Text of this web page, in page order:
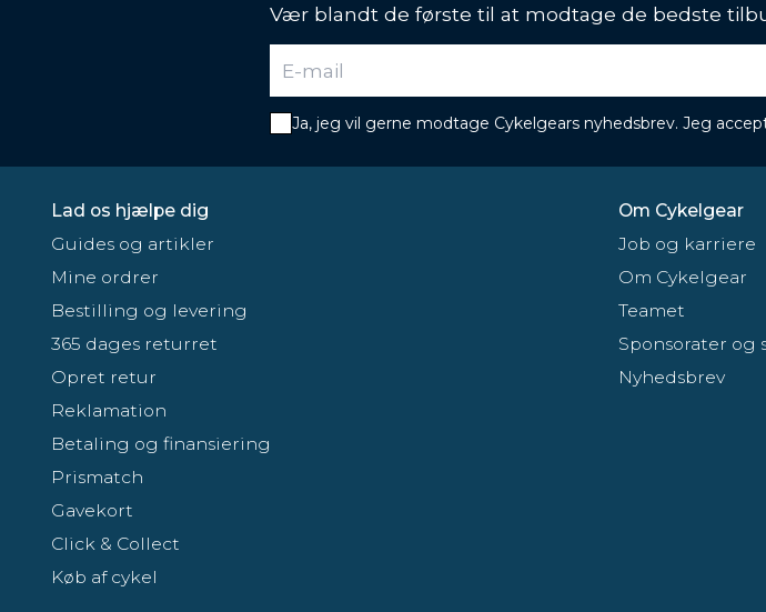
Vær blandt de første til at modtage de bedste
Ja, jeg vil gerne modtage Cykelgears nyhedsbrev. Jeg
Lad os hjælpe dig
Guides og artikler
Mine ordrer
Bestilling og levering
365 dages returret
Opret retur
Reklamation
Betaling og finansiering
Prismatch
Gavekort
Click & Collect
Køb af cykel
Om Cykelgear
Job og karriere
Om Cykelgear
Teamet
Sponsorater og
Nyhedsbrev